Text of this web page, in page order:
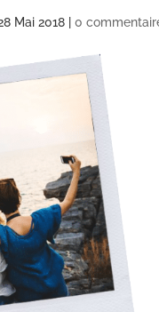
Mai 2018 |0